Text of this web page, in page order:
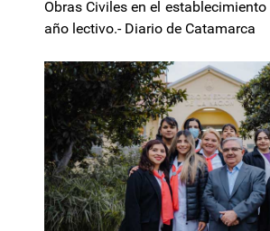
Obras Civiles en el
año lectivo.- Diario de Catamarca